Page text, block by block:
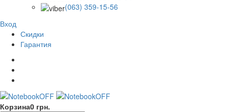
(063) 359-15-56
Вход
Скидки
Гарантия
Корзина0 грн.